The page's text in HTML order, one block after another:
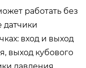
работать без
датчики
вход и выход
выход кубового
давления